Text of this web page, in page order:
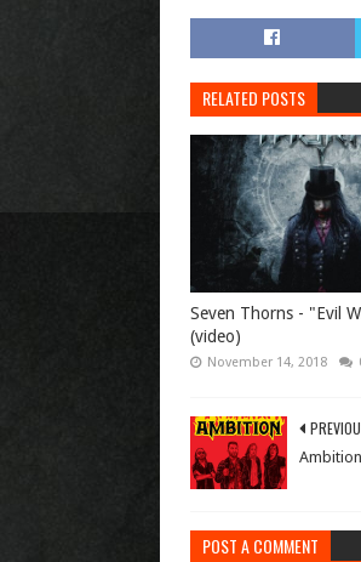
RELATED POSTS
Seven Thorns - "Evil
(video)
November 14, 2018
POST A COMMENT